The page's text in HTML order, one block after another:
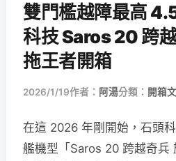
雙門檻越障最高
科技 Saros 20 跨
拖王者開箱
2026/1/19作者： 阿湯分類： 開箱
在這 2026 年剛開始，石頭
艦機型「Saros 20 跨越奇兵